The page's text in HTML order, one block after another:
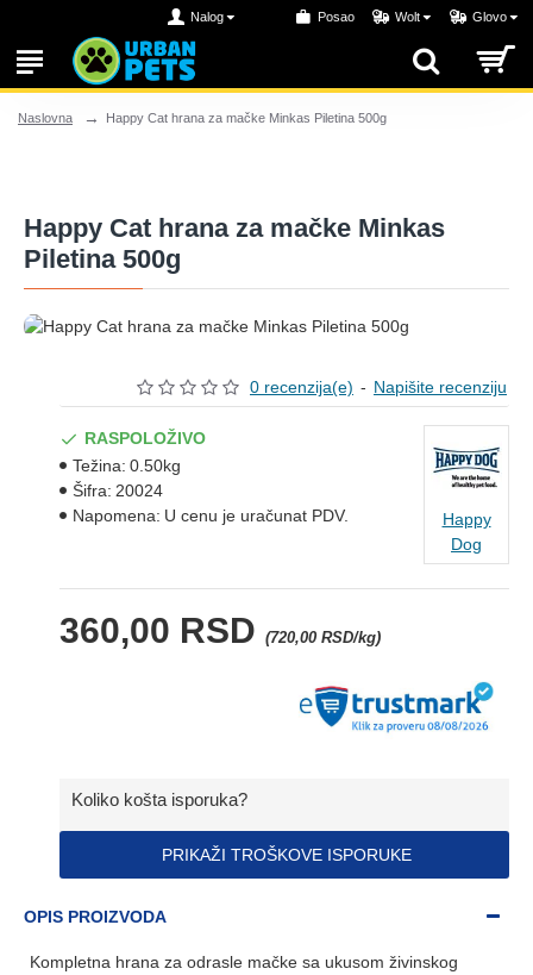
Nalog Posao Wolt Glovo
Naslovna Happy Cat hrana za mačke Minkas Piletina 500g
Happy Cat hrana za mačke Minkas
Piletina 500g
0 recenzija(e) - Napišite recenziju
360,00 RSD (720,00 RSD/kg)
RASPOLOŽIVO
Težina: 0.50kg
Šifra: 20024
Napomena: U cenu je uračunat PDV.
Happy
Dog
Koliko košta isporuka?
PRIKAŽI TROŠKOVE ISPORUKE
OPIS PROIZVODA
Kompletna hrana za odrasle mačke sa ukusom živinskog